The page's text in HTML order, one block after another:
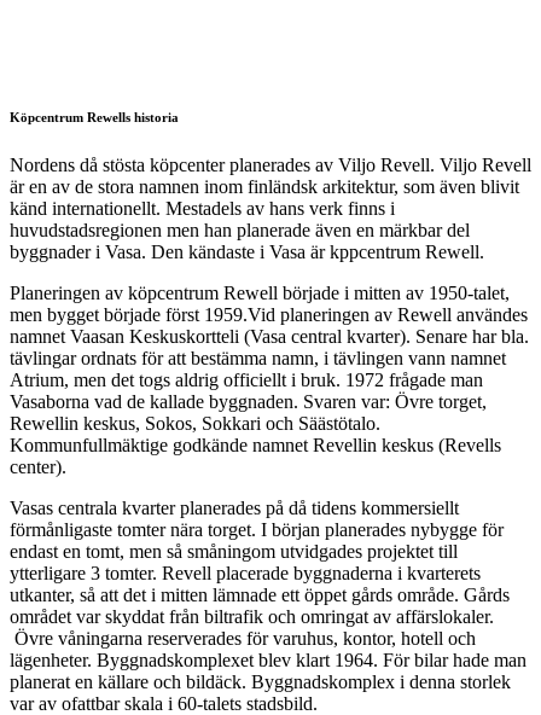
Köpcentrum Rewells historia
Nordens då stösta köpcenter planerades av Viljo Revell. Viljo Revell
är en av de stora namnen inom finländsk arkitektur, som även blivit
känd internationellt. Mestadels av hans verk finns i
huvudstadsregionen men han planerade även en märkbar del
byggnader i Vasa. Den kändaste i Vasa är kppcentrum Rewell.
Planeringen av köpcentrum Rewell började i mitten av 1950-talet,
men bygget började först 1959.Vid planeringen av Rewell användes
namnet Vaasan Keskuskortteli (Vasa central kvarter). Senare har bla.
tävlingar ordnats för att bestämma namn, i tävlingen vann namnet
Atrium, men det togs aldrig officiellt i bruk. 1972 frågade man
Vasaborna vad de kallade byggnaden. Svaren var: Övre torget,
Rewellin keskus, Sokos, Sokkari och Säästötalo.
Kommunfullmäktige godkände namnet Revellin keskus (Revells
center).
Vasas centrala kvarter planerades på då tidens kommersiellt
förmånligaste tomter nära torget. I början planerades nybygge för
endast en tomt, men så småningom utvidgades projektet till
ytterligare 3 tomter. Revell placerade byggnaderna i kvarterets
utkanter, så att det i mitten lämnade ett öppet gårds område. Gårds
området var skyddat från biltrafik och omringat av affärslokaler.
Övre våningarna reserverades för varuhus, kontor, hotell och
lägenheter. Byggnadskomplexet blev klart 1964. För bilar hade man
planerat en källare och bildäck. Byggnadskomplex i denna storlek
var av ofattbar skala i 60-talets stadsbild.